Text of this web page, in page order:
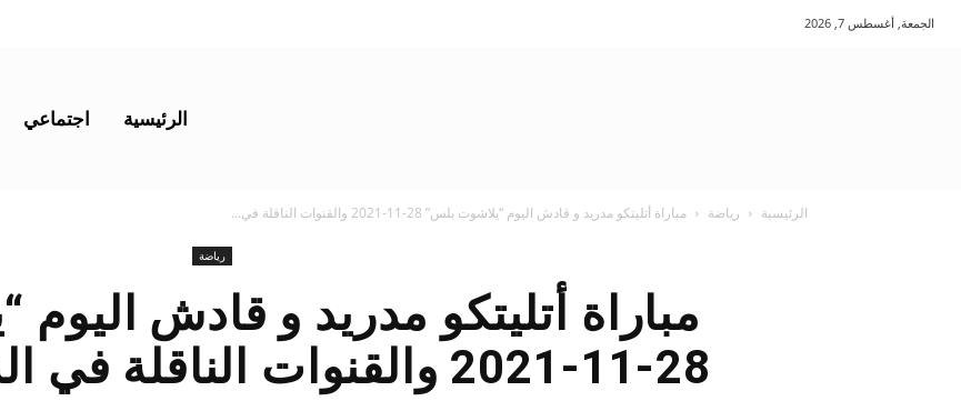
الجمعة, أغسطس 7, 2026
الرئيسية اجتماعي
الرئيسية رياضة مباراة أتليتكو مدريد و قادش اليوم “يلاشوت بلس” 28-11-2021 والقنوات الناقلة في...
رياضة
مباراة أتليتكو مدريد و قادش
28-11-2021 والقنوات الناقلة في الدوري الاسباني